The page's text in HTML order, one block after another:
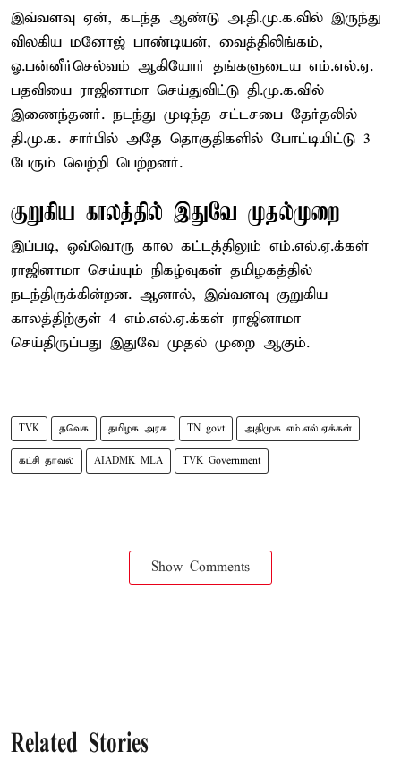
இவ்வளவு ஏன், கடந்த ஆண்டு அ.தி.மு.க.வில் இருந்து
விலகிய மனோஜ் பாண்டியன், வைத்திலிங்கம்,
ஓ.பன்னீர்செல்வம் ஆகியோர் தங்களுடைய எம்.எல்.ஏ.
பதவியை ராஜினாமா செய்துவிட்டு தி.மு.க.வில்
இணைந்தனர். நடந்து முடிந்த சட்டசபை தேர்தலில்
தி.மு.க. சார்பில் அதே தொகுதிகளில் போட்டியிட்டு 3
பேரும் வெற்றி பெற்றனர்.
குறுகிய காலத்தில் இதுவே முதல்முறை
இப்படி, ஒவ்வொரு கால கட்டத்திலும் எம்.எல்.ஏ.க்கள்
ராஜினாமா செய்யும் நிகழ்வுகள் தமிழகத்தில்
நடந்திருக்கின்றன. ஆனால், இவ்வளவு குறுகிய
காலத்திற்குள் 4 எம்.எல்.ஏ.க்கள் ராஜினாமா
செய்திருப்பது இதுவே முதல் முறை ஆகும்.
TVK தவெக தமிழக அரசு TN govt அதிமுக எம்.எல்.ஏக்கள்
கட்சி தாவல் AIADMK MLA TVK Government
Show Comments
Related Stories